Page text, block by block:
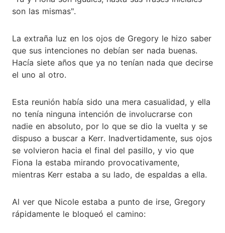
son las mismas".
La extraña luz en los ojos de Gregory le hizo saber
que sus intenciones no debían ser nada buenas.
Hacía siete años que ya no tenían nada que decirse
el uno al otro.
Esta reunión había sido una mera casualidad, y ella
no tenía ninguna intención de involucrarse con
nadie en absoluto, por lo que se dio la vuelta y se
dispuso a buscar a Kerr. Inadvertidamente, sus ojos
se volvieron hacia el final del pasillo, y vio que
Fiona la estaba mirando provocativamente,
mientras Kerr estaba a su lado, de espaldas a ella.
Al ver que Nicole estaba a punto de irse, Gregory
rápidamente le bloqueó el camino: